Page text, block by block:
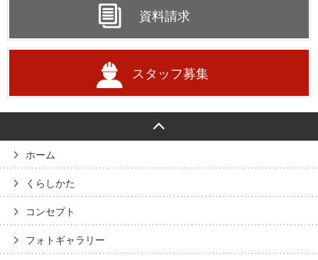
資料請求
スタッフ募集
ホーム
くらしかた
コンセプト
フォトギャラリー